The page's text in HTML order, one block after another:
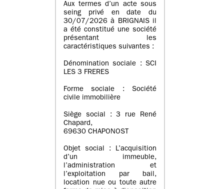
Aux termes d’un acte sous
seing privé en date du
30/07/2026 à BRIGNAIS il
a été constitué une société
présentant les
caractéristiques suivantes :
Dénomination sociale : SCI
LES 3 FRERES
Forme sociale : Société
civile immobilière
Siège social : 3 rue René
Chapard,
69630 CHAPONOST
Objet social : L’acquisition
d’un immeuble,
l’administration et
l’exploitation par bail,
location nue ou toute autre